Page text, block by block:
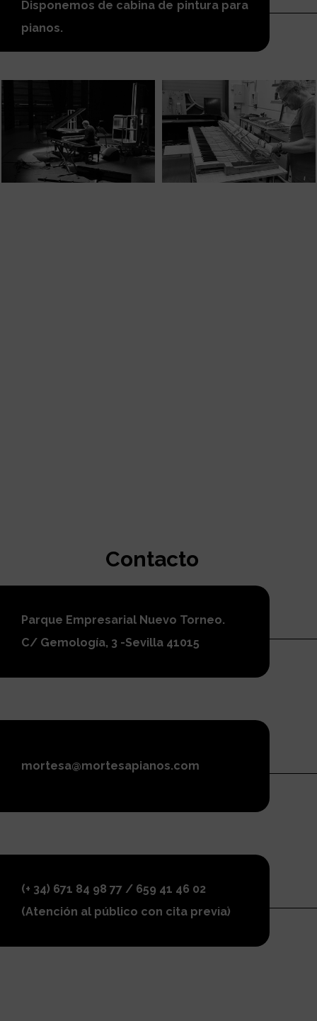
Disponemos de cabina de pintura para
pianos.
Contacto
Parque Empresarial Nuevo Torneo.
C/ Gemología, 3 -Sevilla 41015
mortesa@mortesapianos.com
(+ 34) 671 84 98 77 / 659 41 46 02
(Atención al público con cita previa)